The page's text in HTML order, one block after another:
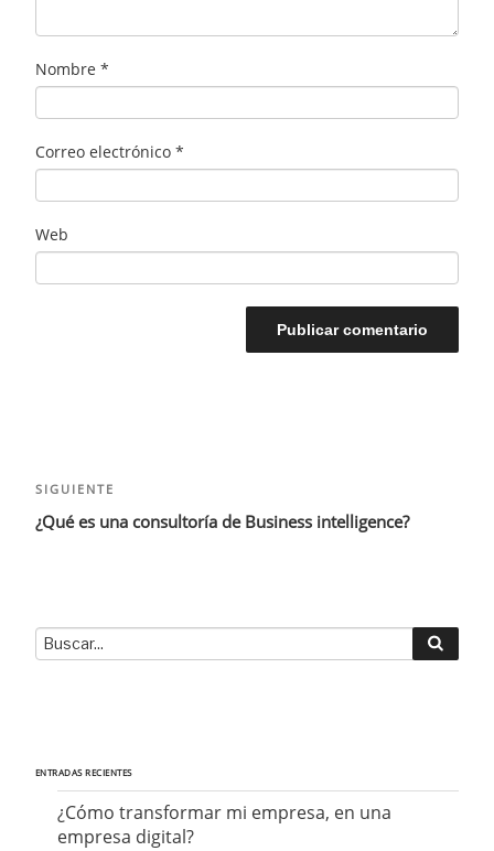
Nombre *
Correo electrónico *
Web
Navegación
de
Siguiente
entrada
SIGUIENTE
¿Qué es una consultoría de Business intelligence?
Buscar
por:
ENTRADAS RECIENTES
¿Cómo transformar mi empresa, en una
empresa digital?